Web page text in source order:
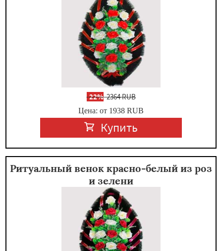
-22%2364 RUB
Цена: от 1938 RUB
Купить
Ритуальный венок красно-белый из роз
и зелени